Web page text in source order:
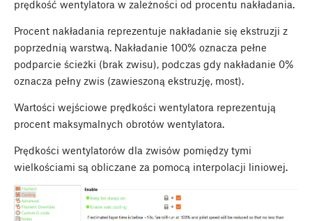
prędkość wentylatora w zależności od procentu nakładania.
Procent nakładania reprezentuje nakładanie się ekstruzji z
poprzednią warstwą. Nakładanie 100% oznacza pełne
podparcie ścieżki (brak zwisu), podczas gdy nakładanie 0%
oznacza pełny zwis (zawieszoną ekstruzję, most).
Wartości wejściowe prędkości wentylatora reprezentują
procent maksymalnych obrotów wentylatora.
Prędkości wentylatorów dla zwisów pomiędzy tymi
wielkościami są obliczane za pomocą interpolacji liniowej.